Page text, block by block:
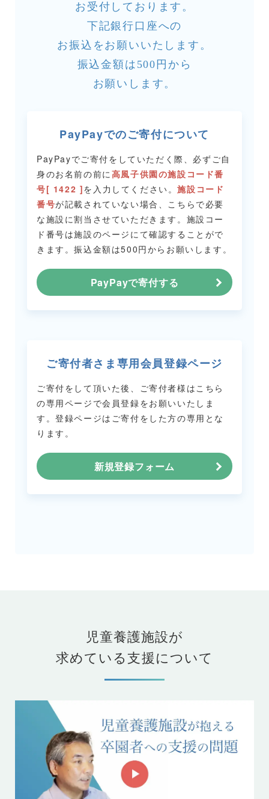
お受付しております。
下記銀行口座への
お振込をお願いいたします。
振込金額は500円から
お願いします。
PayPayでのご寄付について
PayPayでご寄付をしていただく際、必ずご自
身のお名前の前に高風子供園の施設コード番
号[ 1422 ]を入力してください。施設コード
番号が記載されていない場合、こちらで必要
な施設に割当させていただきます。 施設コー
ド番号は施設のページにて確認することがで
きます。振込金額は500円からお願いします。
PayPayで寄付する
ご寄付者さま専用会員登録ページ
ご寄付をして頂いた後、ご寄付者様はこちら
の専用ページで会員登録をお願いいたしま
す。登録ページはご寄付をした方の専用とな
ります。
新規登録フォーム
児童養護施設が
求めている支援について